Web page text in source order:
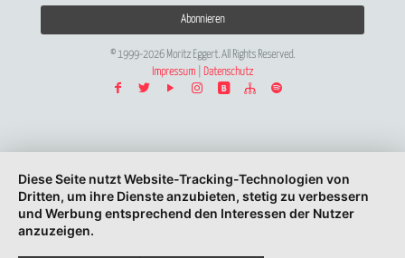
© 1999-2026 Moritz Eggert. All Rights Reserved.
Impressum
Datenschutz
Diese Seite nutzt Website-Tracking-Technologien von
Dritten, um ihre Dienste anzubieten, stetig zu verbessern
und Werbung entsprechend den Interessen der Nutzer
anzuzeigen.